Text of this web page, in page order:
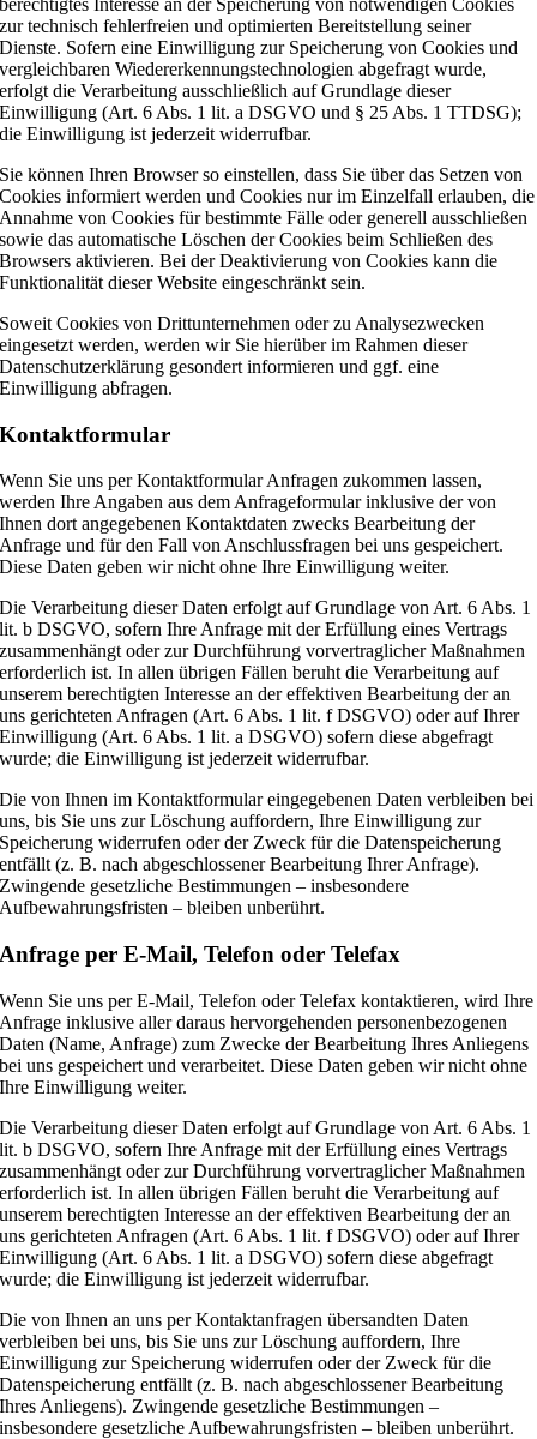
zur technisch fehlerfreien und optimierten Bereitstellung seiner
Dienste. Sofern eine Einwilligung zur Speicherung von Cookies und
vergleichbaren Wiedererkennungstechnologien abgefragt wurde,
erfolgt die Verarbeitung ausschließlich auf Grundlage dieser
Einwilligung (Art. 6 Abs. 1 lit. a DSGVO und § 25 Abs. 1 TTDSG);
die Einwilligung ist jederzeit widerrufbar.
Sie können Ihren Browser so einstellen, dass Sie über das Setzen von
Cookies informiert werden und Cookies nur im Einzelfall erlauben, die
Annahme von Cookies für bestimmte Fälle oder generell ausschließen
sowie das automatische Löschen der Cookies beim Schließen des
Browsers aktivieren. Bei der Deaktivierung von Cookies kann die
Funktionalität dieser Website eingeschränkt sein.
Soweit Cookies von Drittunternehmen oder zu Analysezwecken
eingesetzt werden, werden wir Sie hierüber im Rahmen dieser
Datenschutzerklärung gesondert informieren und ggf. eine
Einwilligung abfragen.
Kontaktformular
Wenn Sie uns per Kontaktformular Anfragen zukommen lassen,
werden Ihre Angaben aus dem Anfrageformular inklusive der von
Ihnen dort angegebenen Kontaktdaten zwecks Bearbeitung der
Anfrage und für den Fall von Anschlussfragen bei uns gespeichert.
Diese Daten geben wir nicht ohne Ihre Einwilligung weiter.
Die Verarbeitung dieser Daten erfolgt auf Grundlage von Art. 6 Abs. 1
lit. b DSGVO, sofern Ihre Anfrage mit der Erfüllung eines Vertrags
zusammenhängt oder zur Durchführung vorvertraglicher Maßnahmen
erforderlich ist. In allen übrigen Fällen beruht die Verarbeitung auf
unserem berechtigten Interesse an der effektiven Bearbeitung der an
uns gerichteten Anfragen (Art. 6 Abs. 1 lit. f DSGVO) oder auf Ihrer
Einwilligung (Art. 6 Abs. 1 lit. a DSGVO) sofern diese abgefragt
wurde; die Einwilligung ist jederzeit widerrufbar.
Die von Ihnen im Kontaktformular eingegebenen Daten verbleiben bei
uns, bis Sie uns zur Löschung auffordern, Ihre Einwilligung zur
Speicherung widerrufen oder der Zweck für die Datenspeicherung
entfällt (z. B. nach abgeschlossener Bearbeitung Ihrer Anfrage).
Zwingende gesetzliche Bestimmungen – insbesondere
Aufbewahrungsfristen – bleiben unberührt.
Anfrage per E-Mail, Telefon oder Telefax
Wenn Sie uns per E-Mail, Telefon oder Telefax kontaktieren, wird Ihre
Anfrage inklusive aller daraus hervorgehenden personenbezogenen
Daten (Name, Anfrage) zum Zwecke der Bearbeitung Ihres Anliegens
bei uns gespeichert und verarbeitet. Diese Daten geben wir nicht ohne
Ihre Einwilligung weiter.
Die Verarbeitung dieser Daten erfolgt auf Grundlage von Art. 6 Abs. 1
lit. b DSGVO, sofern Ihre Anfrage mit der Erfüllung eines Vertrags
zusammenhängt oder zur Durchführung vorvertraglicher Maßnahmen
erforderlich ist. In allen übrigen Fällen beruht die Verarbeitung auf
unserem berechtigten Interesse an der effektiven Bearbeitung der an
uns gerichteten Anfragen (Art. 6 Abs. 1 lit. f DSGVO) oder auf Ihrer
Einwilligung (Art. 6 Abs. 1 lit. a DSGVO) sofern diese abgefragt
wurde; die Einwilligung ist jederzeit widerrufbar.
Die von Ihnen an uns per Kontaktanfragen übersandten Daten
verbleiben bei uns, bis Sie uns zur Löschung auffordern, Ihre
Einwilligung zur Speicherung widerrufen oder der Zweck für die
Datenspeicherung entfällt (z. B. nach abgeschlossener Bearbeitung
Ihres Anliegens). Zwingende gesetzliche Bestimmungen –
insbesondere gesetzliche Aufbewahrungsfristen – bleiben unberührt.